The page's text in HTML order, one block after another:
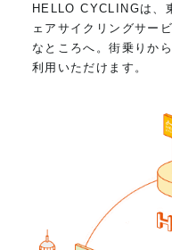
HELLO CYCLINGは、
ェアサイクリングサー
なところへ。街乗りか
利用いただけます。